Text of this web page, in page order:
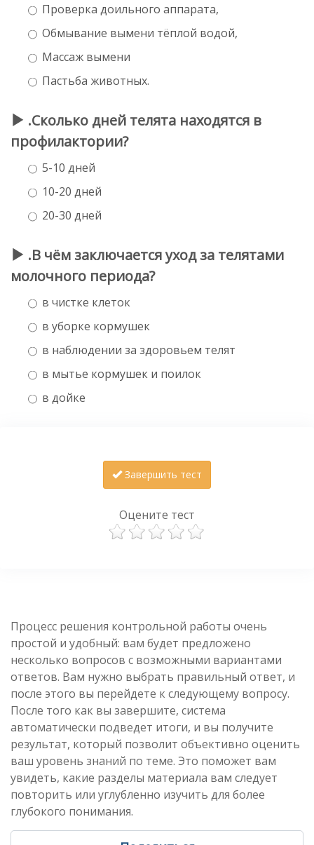
Проверка доильного аппарата,
Обмывание вымени тёплой водой,
Массаж вымени
Пастьба животных.
.Сколько дней телята находятся в
профилактории?
5-10 дней
10-20 дней
20-30 дней
.В чём заключается уход за телятами
молочного периода?
в чистке клеток
в уборке кормушек
в наблюдении за здоровьем телят
в мытье кормушек и поилок
в дойке
Завершить тест
Оцените тест
Процесс решения контрольной работы очень
простой и удобный: вам будет предложено
несколько вопросов с возможными вариантами
ответов. Вам нужно выбрать правильный ответ, и
после этого вы перейдете к следующему вопросу.
После того как вы завершите, система
автоматически подведет итоги, и вы получите
результат, который позволит объективно оценить
ваш уровень знаний по теме. Это поможет вам
увидеть, какие разделы материала вам следует
повторить или углубленно изучить для более
глубокого понимания.